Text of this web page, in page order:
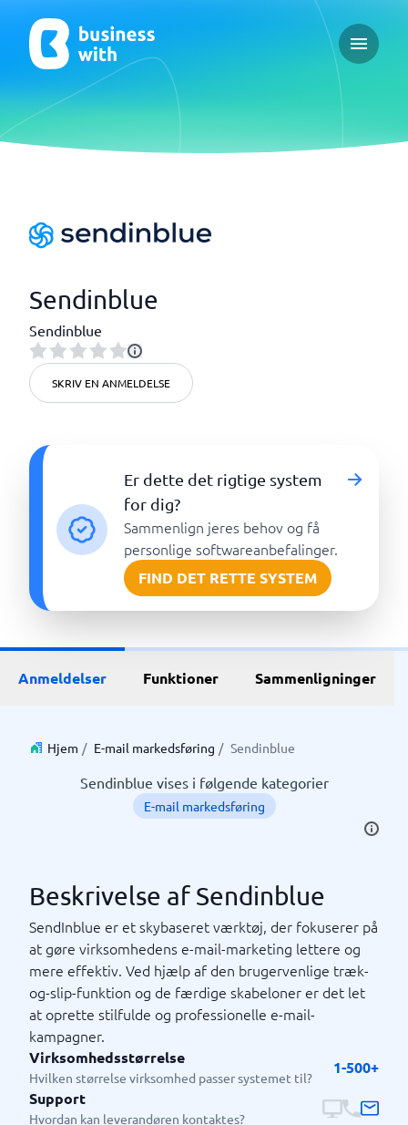
Open
Sendinblue
Sendinblue
SKRIV EN ANMELDELSE
Er dette det rigtige system
for dig?
Sammenlign jeres behov og få
personlige softwareanbefalinger.
FIND DET RETTE SYSTEM
Anmeldelser Funktioner Sammenligninger
Hjem / E-mail markedsføring / Sendinblue
Sendinblue vises i følgende kategorier
E-mail markedsføring
Beskrivelse af Sendinblue
SendInblue er et skybaseret værktøj, der fokuserer på
at gøre virksomhedens e-mail-marketing lettere og
mere effektiv. Ved hjælp af den brugervenlige træk-
og-slip-funktion og de færdige skabeloner er det let
at oprette stilfulde og professionelle e-mail-
kampagner.
Virksomhedsstørrelse
Hvilken størrelse virksomhed passer systemet til?
1-500+
Support
Hvordan kan leverandøren kontaktes?